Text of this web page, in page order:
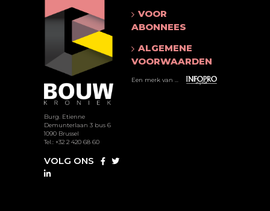
Burg. Etienne
Demunterlaan 3 bus 6
1090 Brussel
Tel.: +32 2 420 68 60
VOLG ONS
VOOR
ABONNEES
ALGEMENE
VOORWAARDEN
Een merk van ...